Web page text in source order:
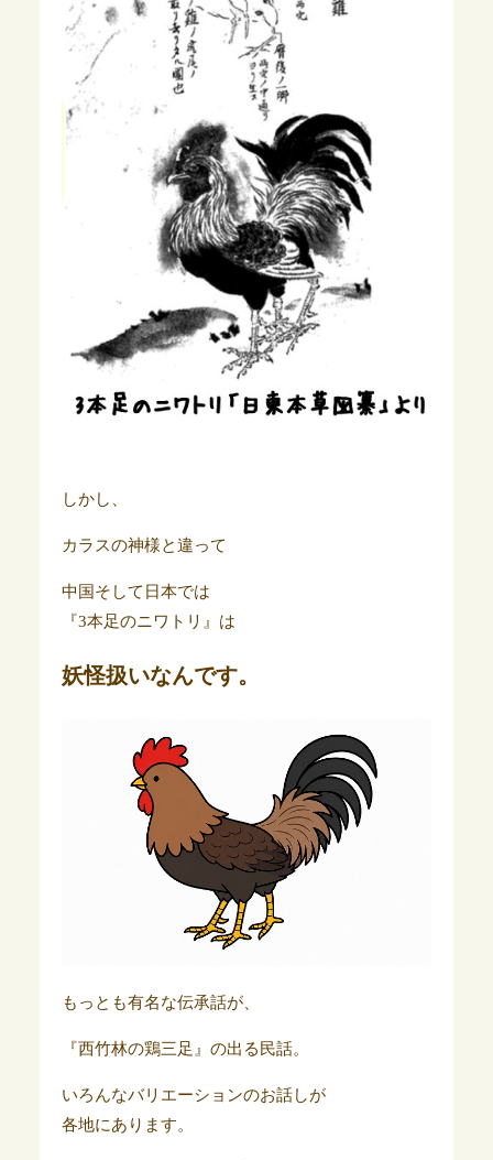
しかし、
カラスの神様と違って
中国そして日本では
『3本足のニワトリ』は
妖怪扱いなんです。
もっとも有名な伝承話が、
『西竹林の鶏三足』の出る民話。
いろんなバリエーションのお話しが
各地にあります。